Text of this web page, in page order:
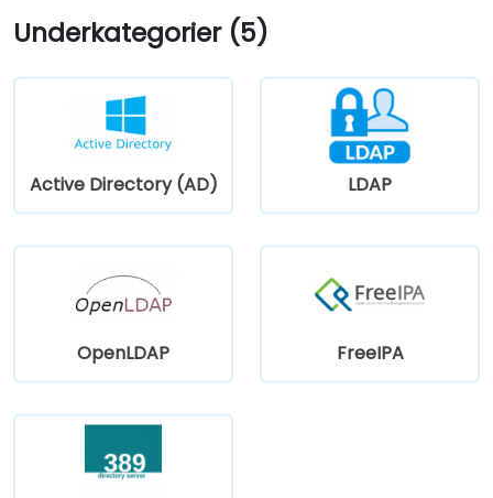
Underkategorier (5)
Active Directory (AD) LDAP
OpenLDAP FreeIPA